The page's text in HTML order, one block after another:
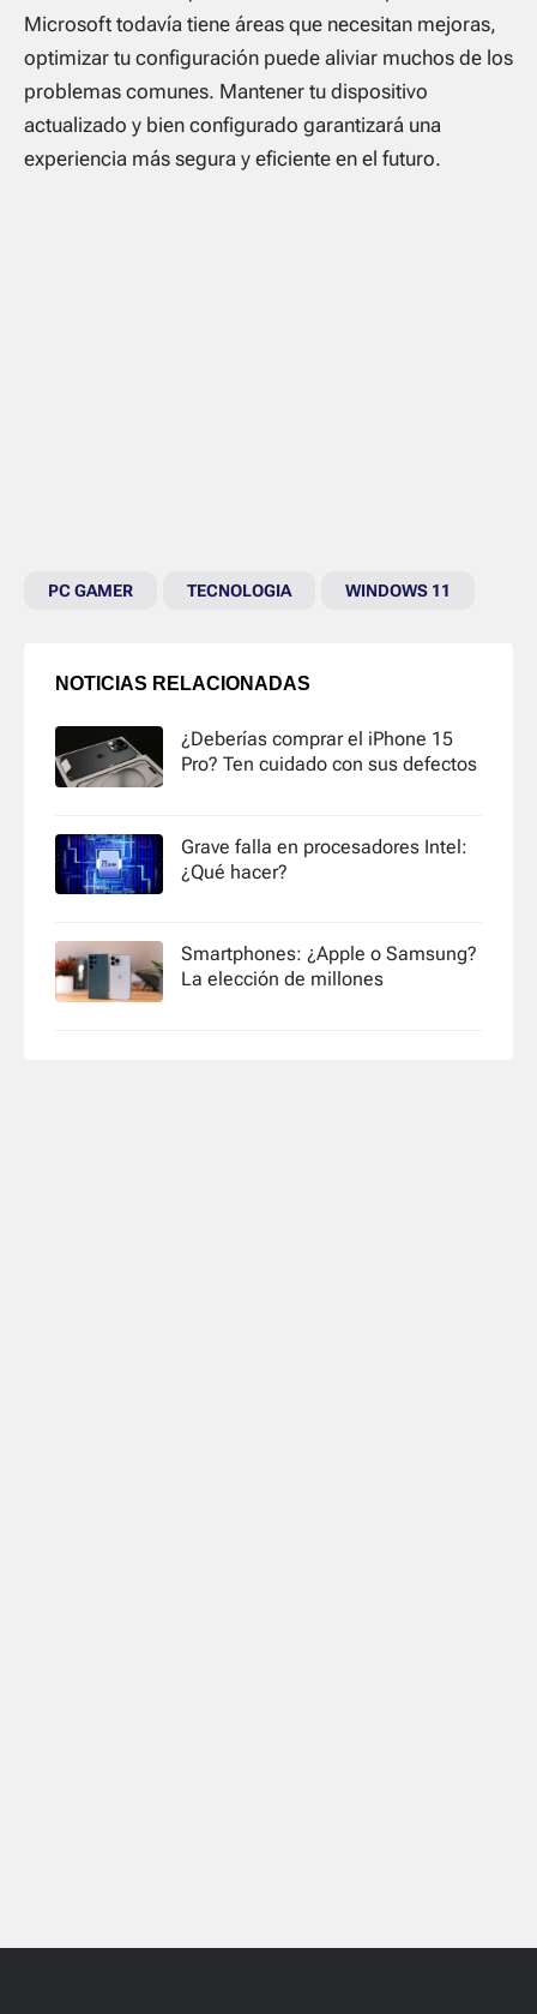
Microsoft todavía tiene áreas que necesitan mejoras,
optimizar tu configuración puede aliviar muchos de los
problemas comunes. Mantener tu dispositivo
actualizado y bien configurado garantizará una
experiencia más segura y eficiente en el futuro.
PC GAMER TECNOLOGIA WINDOWS 11
NOTICIAS RELACIONADAS
¿Deberías comprar el iPhone 15
Pro? Ten cuidado con sus defectos
Grave falla en procesadores Intel:
¿Qué hacer?
Smartphones: ¿Apple o Samsung?
La elección de millones